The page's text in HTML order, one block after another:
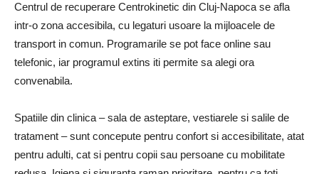
Centrul de recuperare Centrokinetic din Cluj-Napoca se afla
intr-o zona accesibila, cu legaturi usoare la mijloacele de
transport in comun. Programarile se pot face online sau
telefonic, iar programul extins iti permite sa alegi ora
convenabila.
Spatiile din clinica – sala de asteptare, vestiarele si salile de
tratament – sunt concepute pentru confort si accesibilitate, atat
pentru adulti, cat si pentru copii sau persoane cu mobilitate